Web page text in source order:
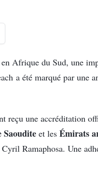
Afrique du Sud, une
a été marqué par une
reçu une accréditation
Saoudite et les Émirats
Ramaphosa. Une